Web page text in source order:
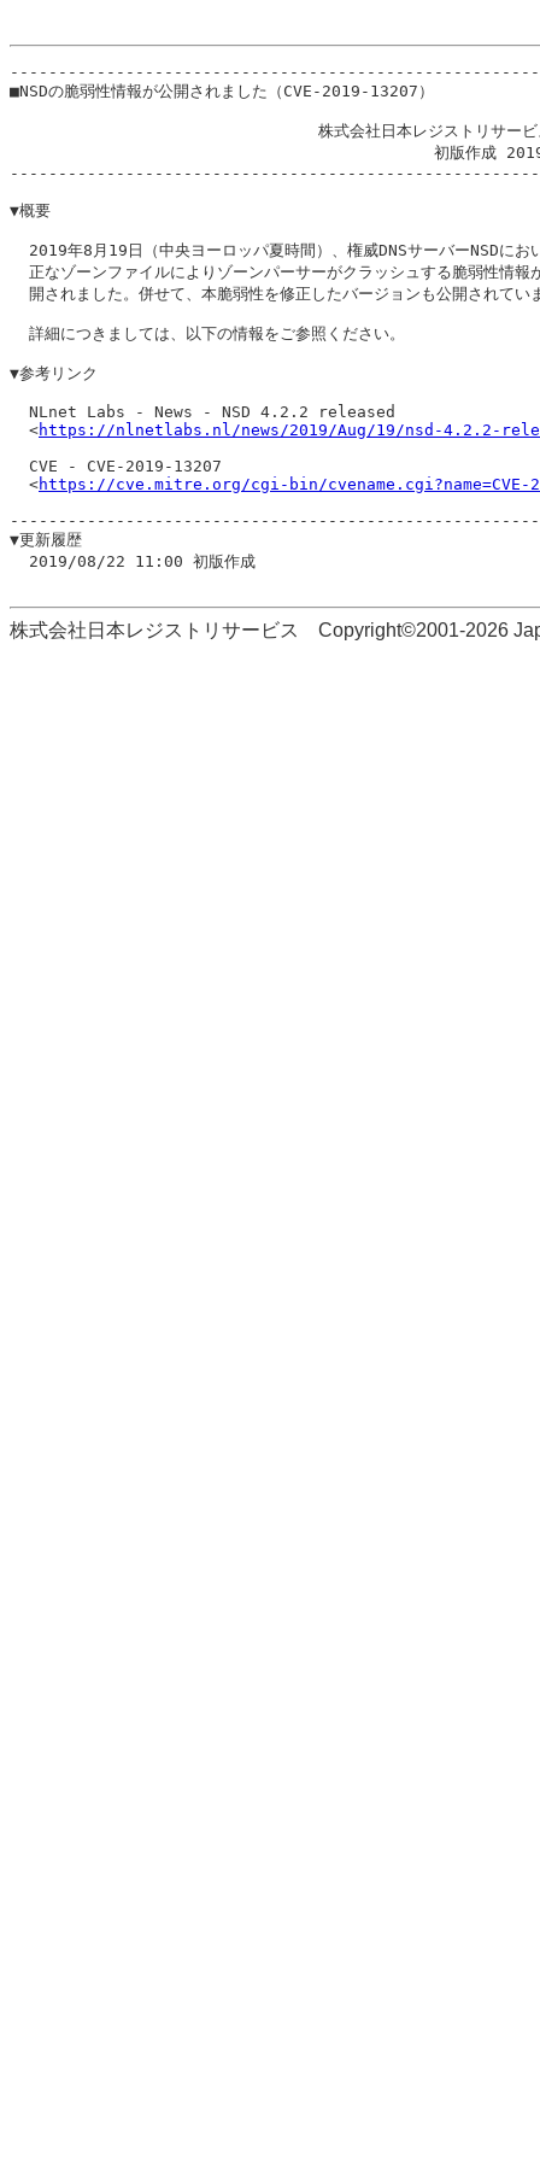
■NSDの脆弱性情報が公開されました（CVE-2019-13207）
株式会社日本レジストリサー
初版作成
▼概要
2019年8月19日（中央ヨーロッパ夏時間）、権威DNSサーバーNSDにお
正なゾーンファイルによりゾーンパーサーがクラッシュする脆弱性情報
開されました。併せて、本脆弱性を修正したバージョンも公開されてい
  詳細につきましては、以下の情報をご参照ください。
▼参考リンク
  NLnet Labs - News - NSD 4.2.2 released
  <
https://nlnetlabs.nl/news/2019/Aug/19/nsd-4.2.2-
  CVE - CVE-2019-13207
  <
https://cve.mitre.org/cgi-bin/cvename.cgi?name=CVE-
▼更新履歴
  2019/08/22 11:00 初版作成
株式会社日本レジストリサービス Copyright©2001-2026